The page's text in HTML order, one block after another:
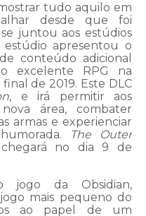
tudo aquilo em
desde que foi
juntou aos estúdios
estúdio apresentou o
conteúdo adicional
excelente RPG na
de 2019. Este DLC
, e irá permitir aos
área, combater
armas e experienciar
The Outer
chegará no dia 9 de
da Obsidian,
mais pequeno do
ao papel de um